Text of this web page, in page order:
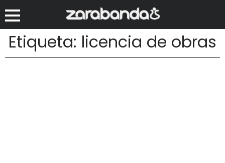
Etiqueta: licencia de obras